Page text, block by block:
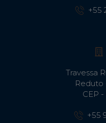
+55
Travessa
Reduto
CEP
+55